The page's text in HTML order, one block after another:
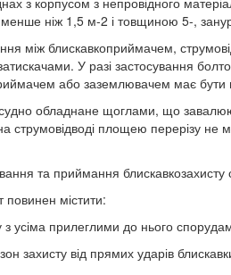
ніж 1,5 м-2 і товщиною 5-,
між блискавкоприймачем,
У разі застосування
або заземлювачем має бути
обладнане щоглами, що
струмовідводі площею перерізу
та приймання блискавкозахисту
повинен містити:
з усіма прилеглими до нього
захисту від прямих ударів